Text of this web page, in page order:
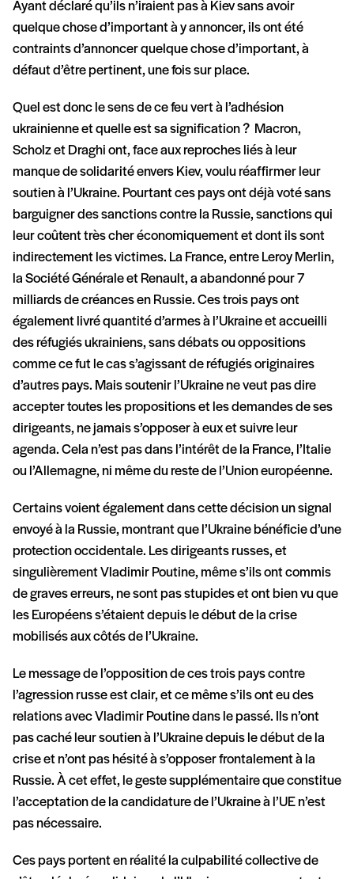
Ayant déclaré qu’ils n’iraient pas à Kiev sans avoir
quelque chose d’important à y annoncer, ils ont été
contraints d’annoncer quelque chose d’important, à
défaut d’être pertinent, une fois sur place.
Quel est donc le sens de ce feu vert à l’adhésion
ukrainienne et quelle est sa signification ? Macron,
Scholz et Draghi ont, face aux reproches liés à leur
manque de solidarité envers Kiev, voulu réaffirmer leur
soutien à l’Ukraine. Pourtant ces pays ont déjà voté sans
barguigner des sanctions contre la Russie, sanctions qui
leur coûtent très cher économiquement et dont ils sont
indirectement les victimes. La France, entre Leroy Merlin,
la Société Générale et Renault, a abandonné pour 7
milliards de créances en Russie. Ces trois pays ont
également livré quantité d’armes à l’Ukraine et accueilli
des réfugiés ukrainiens, sans débats ou oppositions
comme ce fut le cas s’agissant de réfugiés originaires
d’autres pays. Mais soutenir l’Ukraine ne veut pas dire
accepter toutes les propositions et les demandes de ses
dirigeants, ne jamais s’opposer à eux et suivre leur
agenda. Cela n’est pas dans l’intérêt de la France, l’Italie
ou l’Allemagne, ni même du reste de l’Union européenne.
Certains voient également dans cette décision un signal
envoyé à la Russie, montrant que l’Ukraine bénéficie d’une
protection occidentale. Les dirigeants russes, et
singulièrement Vladimir Poutine, même s’ils ont commis
de graves erreurs, ne sont pas stupides et ont bien vu que
les Européens s’étaient depuis le début de la crise
mobilisés aux côtés de l’Ukraine.
Le message de l’opposition de ces trois pays contre
l’agression russe est clair, et ce même s’ils ont eu des
relations avec Vladimir Poutine dans le passé. Ils n’ont
pas caché leur soutien à l’Ukraine depuis le début de la
crise et n’ont pas hésité à s’opposer frontalement à la
Russie. À cet effet, le geste supplémentaire que constitue
l’acceptation de la candidature de l’Ukraine à l’UE n’est
pas nécessaire.
Ces pays portent en réalité la culpabilité collective de